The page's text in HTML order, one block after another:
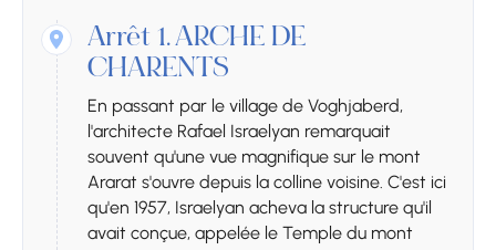
Arrêt 1.ARCHE DE
CHARENTS
En passant par le village de Voghjaberd,
l'architecte Rafael Israelyan remarquait
souvent qu'une vue magnifique sur le mont
Ararat s'ouvre depuis la colline voisine. C'est ici
qu'en 1957, Israelyan acheva la structure qu'il
avait conçue, appelée le Temple du mont